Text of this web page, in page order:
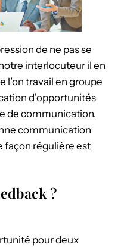
de ne pas se
interlocuteur il en
l’on travail en groupe
d’opportunités
de communication.
communication
façon régulière est
?
pour deux